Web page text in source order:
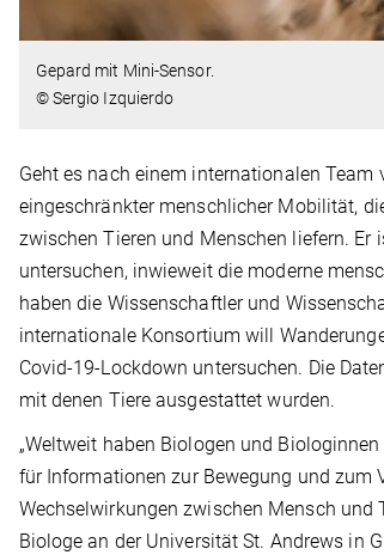
Gepard mit Mini-Sensor.
© Sergio Izquierdo
Geht es nach einem internationalen
eingeschränkter menschlicher Mobilität,
zwischen Tieren und Menschen liefern.
untersuchen, inwieweit die moderne
haben die Wissenschaftler und
internationale Konsortium will
Covid-19-Lockdown untersuchen. Die
mit denen Tiere ausgestattet wurden.
„Weltweit haben Biologen und
für Informationen zur Bewegung und zum
Wechselwirkungen zwischen Mensch und
Biologe an der Universität St. Andrews in